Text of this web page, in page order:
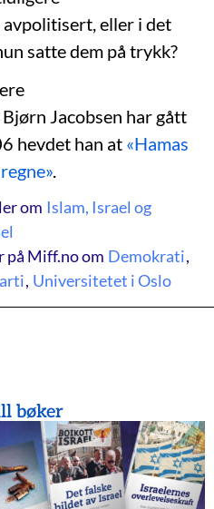
eller i det
satte dem på trykk?
Jacobsen har gått
hevdet han at «Hamas
om Islam, Israel og
på Miff.no om Demokrati,
, Universitetet i Oslo
bøker